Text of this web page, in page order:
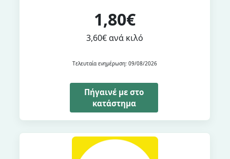
1,80€
3,60€ ανά κιλό
Τελευταία ενημέρωση: 09/08/2026
Πήγαινέ με στο
κατάστημα